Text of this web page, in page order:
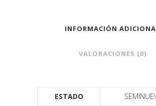
INFORMACIÓN
VALORACIONES (0)
ESTADO